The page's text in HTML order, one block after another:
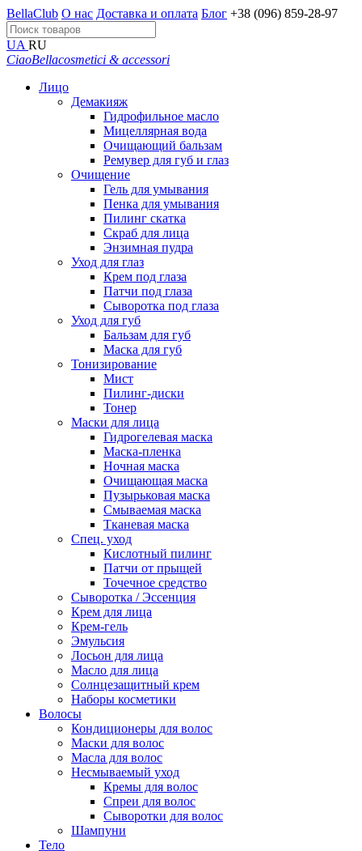
BellaClub О нас Доставка и оплата Блог +38 (096) 859-28-97
UA RU
CiaoBellacosmetici & accessori
Лицо
Демакияж
Гидрофильное масло
Мицеллярная вода
Очищающий бальзам
Ремувер для губ и глаз
Очищение
Гель для умывания
Пенка для умывания
Пилинг скатка
Скраб для лица
Энзимная пудра
Уход для глаз
Крем под глаза
Патчи под глаза
Сыворотка под глаза
Уход для губ
Бальзам для губ
Маска для губ
Тонизирование
Мист
Пилинг-диски
Тонер
Маски для лица
Гидрогелевая маска
Маска-пленка
Ночная маска
Очищающая маска
Пузырьковая маска
Смываемая маска
Тканевая маска
Спец. уход
Кислотный пилинг
Патчи от прыщей
Точечное средство
Сыворотка / Эссенция
Крем для лица
Крем-гель
Эмульсия
Лосьон для лица
Масло для лица
Солнцезащитный крем
Наборы косметики
Волосы
Кондиционеры для волос
Маски для волос
Масла для волос
Несмываемый уход
Кремы для волос
Спреи для волос
Сыворотки для волос
Шампуни
Тело